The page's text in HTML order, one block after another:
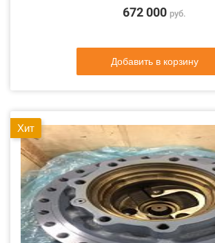
672 000 руб.
Добавить в корзину
Хит